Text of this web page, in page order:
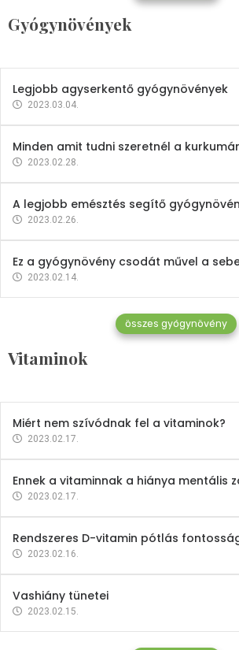
Gyógynövények
Mindent a petrezselyemről
2023.12.21.
Legjobb agyserkentő gyógynövények
2023.03.04.
Minden amit tudni szeretnél a
2023.02.28.
A legjobb emésztés segítő
2023.02.26.
Ez a gyógynövény csodát művel a
2023.02.14.
összes gyógynövény
Vitaminok
Vitaminok
Mindent a B-12 vitaminról
2023.02.27.
Miért nem szívódnak fel a vitaminok?
2023.02.17.
Ennek a vitaminnak a hiánya mentális
2023.02.17.
Rendszeres D-vitamin pótlás
2023.02.16.
Vashiány tünetei
2023.02.15.